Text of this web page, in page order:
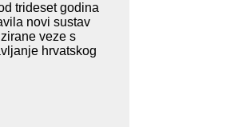
trideset godina
novi sustav
veze s
hrvatskog